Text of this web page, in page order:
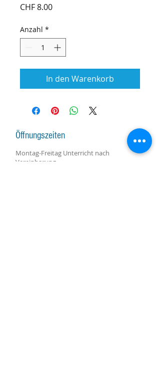
CHF 8.00Preis
Anzahl *
In den Warenkorb
Öffnungszeiten
Montag-Freitag Unterricht nach
Vereinbarung